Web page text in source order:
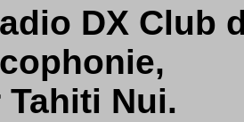
DX Club
Nui.